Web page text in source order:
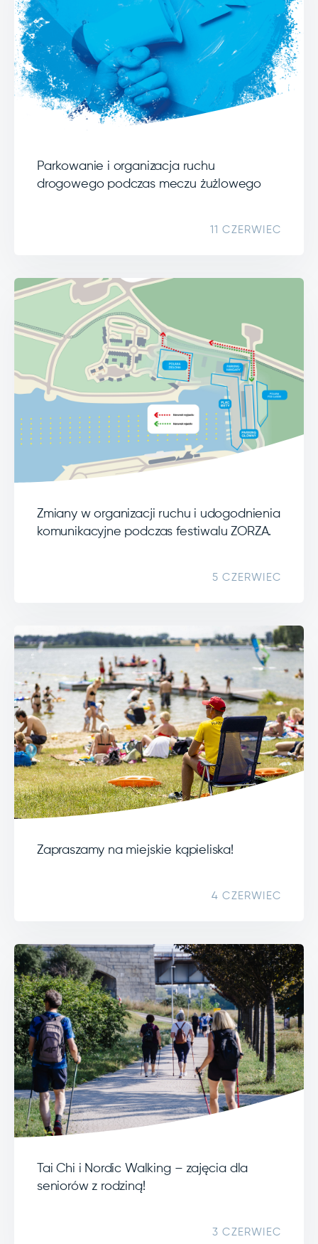
Parkowanie i organizacja ruchu
drogowego podczas meczu żużlowego
11 CZERWIEC
Zmiany w organizacji ruchu i udogodnienia
komunikacyjne podczas festiwalu ZORZA.
5 CZERWIEC
Zapraszamy na miejskie kąpieliska!
4 CZERWIEC
Tai Chi i Nordic Walking – zajęcia dla
seniorów z rodziną!
3 CZERWIEC